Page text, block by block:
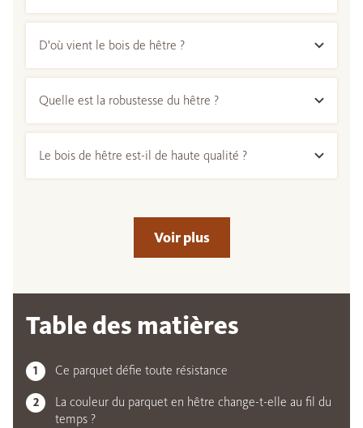
D'où vient le bois de hêtre ?
Quelle est la robustesse du hêtre ?
Le bois de hêtre est-il de haute qualité ?
Voir plus
Table des matières
Ce parquet défie toute résistance
La couleur du parquet en hêtre change-t-elle au fil du
temps ?